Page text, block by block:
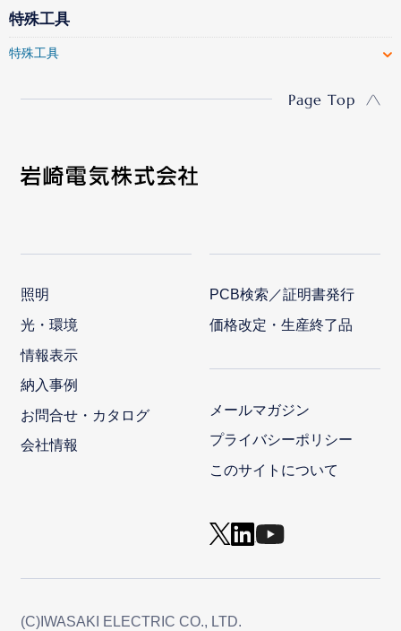
特殊工具
特殊工具
Page Top
照明
光・環境
情報表示
納入事例
お問合せ・カタログ
会社情報
PCB検索／証明書発行
価格改定・生産終了品
メールマガジン
プライバシーポリシー
このサイトについて
(C)IWASAKI ELECTRIC CO., LTD.